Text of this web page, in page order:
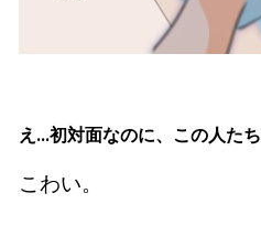
え…初対面なのに、この人た
こわい。